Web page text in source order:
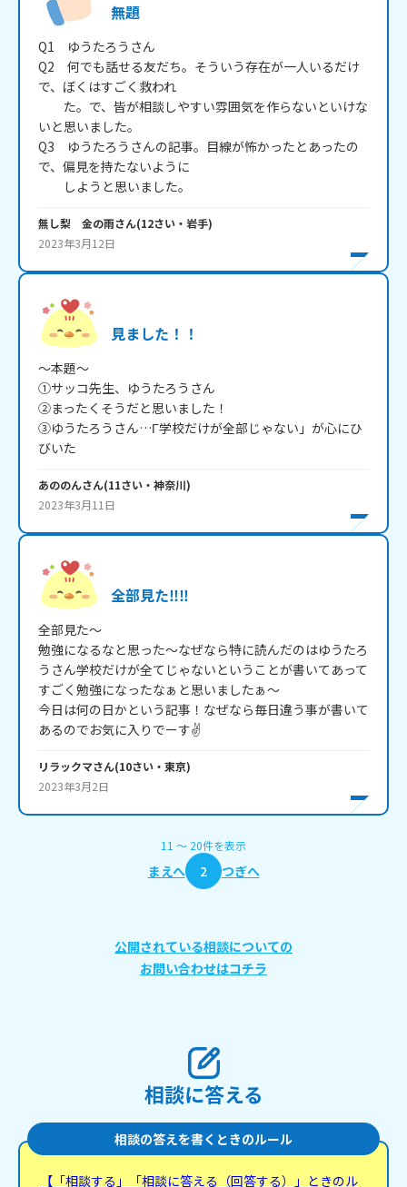
無題
Q1　ゆうたろうさん
Q2　何でも話せる友だち。そういう存在が一人いるだけ
で、ぼくはすごく救われ
た。で、皆が相談しやすい雰囲気を作らないといけな
いと思いました。
Q3　ゆうたろうさんの記事。目線が怖かったとあったの
で、偏見を持たないように
しようと思いました。
無し梨 金の雨さん(12さい・ 岩手)
2023年3月12日
見ました！！
～本題～
①サッコ先生、ゆうたろうさん
②まったくそうだと思いました！
③ゆうたろうさん…Γ学校だけが全部じゃない」が心にひ
びいた
あののんさん(11さい・ 神奈川)
2023年3月11日
全部見た‼‼
全部見た～
勉強になるなと思った～なぜなら特に読んだのはゆうたろ
うさん学校だけが全てじゃないということが書いてあって
すごく勉強になったなぁと思いましたぁ～
今日は何の日かという記事！なぜなら毎日違う事が書いて
あるのでお気に入りでーす✌
リラックマさん(10さい・ 東京)
2023年3月2日
11 〜 20件を表示
まえへ 2 つぎへ
公開されている相談についての
お問い合わせはコチラ
相談に答える
相談の答えを書くときのルール
【「相談する」「相談に答える（回答する）」ときのル